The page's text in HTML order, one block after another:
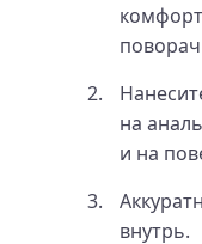
на
и на
внутрь.